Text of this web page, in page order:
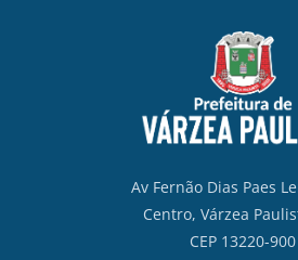
Av Fernão Dias Paes
Centro, Várzea
CEP 13220-900